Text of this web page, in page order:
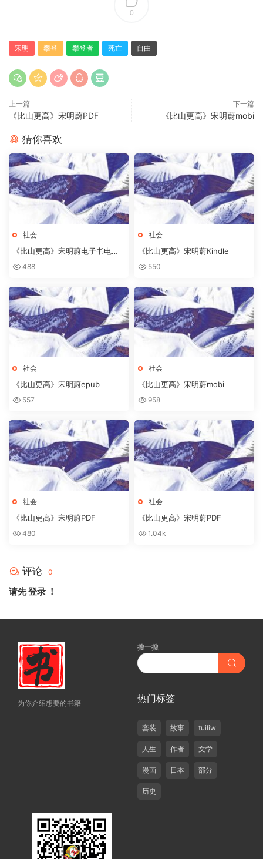
0
宋明 攀登 攀登者 死亡 自由
上一篇
《比山更高》宋明蔚PDF
下一篇
《比山更高》宋明蔚mobi
猜你喜欢
社会
《比山更高》宋明蔚电子书电纸
书 488
社会
《比山更高》宋明蔚Kindle
550
社会
《比山更高》宋明蔚epub
557
社会
《比山更高》宋明蔚mobi
958
社会
《比山更高》宋明蔚PDF
480
社会
《比山更高》宋明蔚PDF
1.04k
评论 0
请先登录 ！
为你介绍想要的书籍
搜一搜
热门标签
套装 故事 tuiliw
人生 作者 文学
漫画 日本 部分
历史